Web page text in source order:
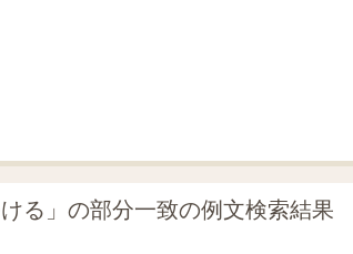
ける」の部分一致の例文検索結果